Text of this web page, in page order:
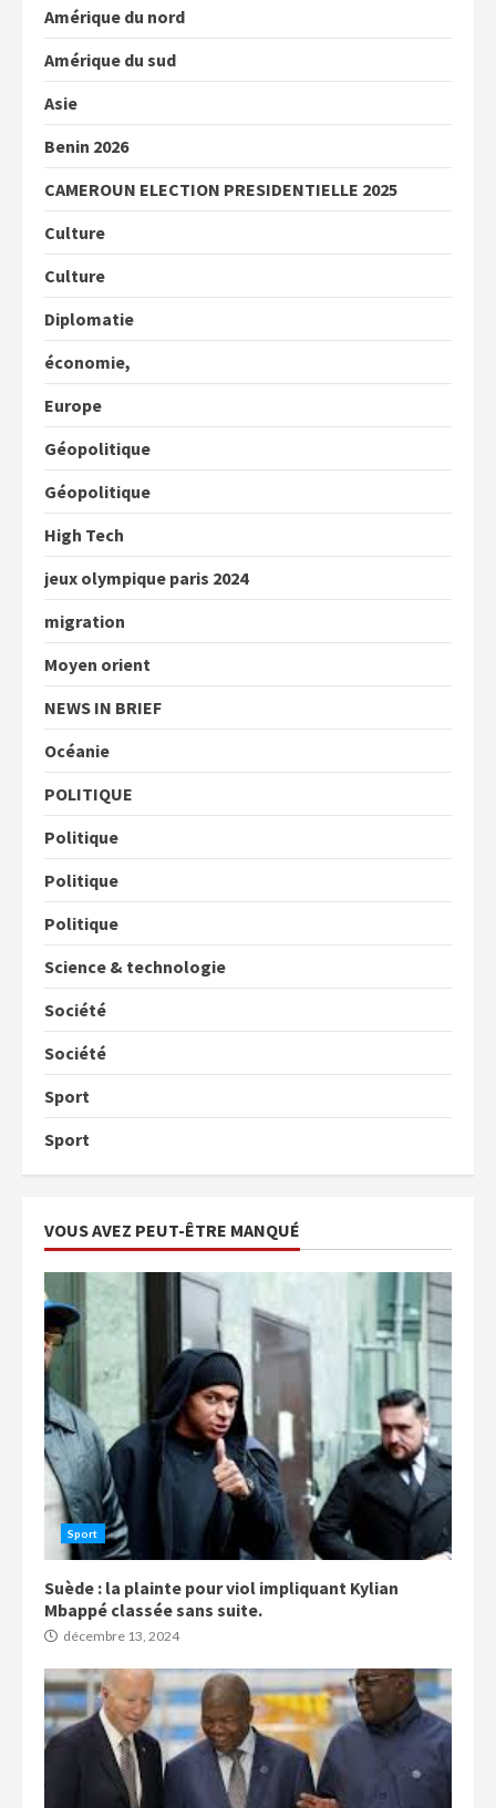
Amérique du nord
Amérique du sud
Asie
Benin 2026
CAMEROUN ELECTION PRESIDENTIELLE 2025
Culture
Culture
Diplomatie
économie,
Europe
Géopolitique
Géopolitique
High Tech
jeux olympique paris 2024
migration
Moyen orient
NEWS IN BRIEF
Océanie
POLITIQUE
Politique
Politique
Politique
Science & technologie
Société
Société
Sport
Sport
VOUS AVEZ PEUT-ÊTRE MANQUÉ
Sport
Suède : la plainte pour viol impliquant Kylian
Mbappé classée sans suite.
décembre 13, 2024